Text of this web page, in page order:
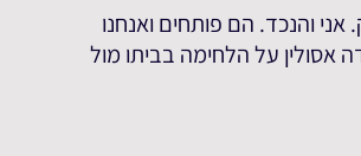
והנכד. הם פותחים ואנחנו
אסולין על הלחימה בביתו מול